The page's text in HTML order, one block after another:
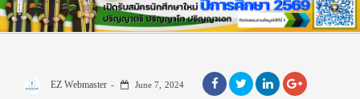
EZ Webmaster June 7, 2024